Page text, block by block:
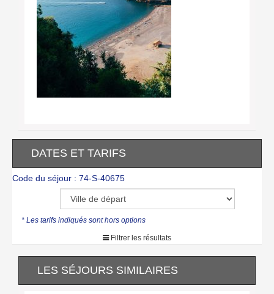
DATES ET TARIFS
Code du séjour : 74-S-40675
* Les tarifs indiqués sont hors options
Filtrer les résultats
LES SÉJOURS SIMILAIRES